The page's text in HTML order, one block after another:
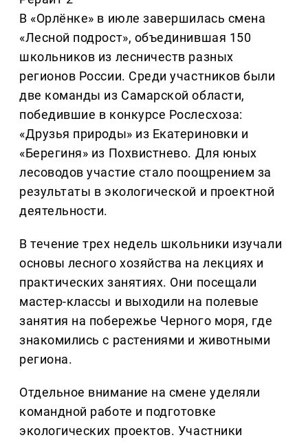
В «Орлёнке» в июле завершилась смена
«Лесной подрост», объединившая 150
школьников из лесничеств разных
регионов России. Среди участников были
две команды из Самарской области,
победившие в конкурсе Рослесхоза:
«Друзья природы» из Екатериновки и
«Берегиня» из Похвистнево. Для юных
лесоводов участие стало поощрением за
результаты в экологической и проектной
деятельности.
В течение трех недель школьники изучали
основы лесного хозяйства на лекциях и
практических занятиях. Они посещали
мастер-классы и выходили на полевые
занятия на побережье Черного моря, где
знакомились с растениями и животными
региона.
Отдельное внимание на смене уделяли
командной работе и подготовке
экологических проектов. Участники